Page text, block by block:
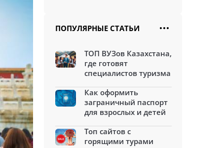
ПОПУЛЯРНЫЕ СТАТЬИ
ТОП ВУЗов Казахстана,
где готовят
специалистов туризма
Как оформить
заграничный паспорт
для взрослых и детей
Топ сайтов с
горящими турами